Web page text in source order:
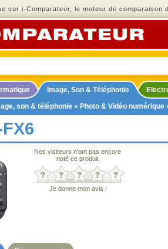
sur i-Comparateur, le moteur de comparaison
Image, Son & Téléphonie
son & téléphonie » Photo & Vidéo numérique
Nos visiteurs n'ont pas encore
noté ce produit
Je donne mon avis !